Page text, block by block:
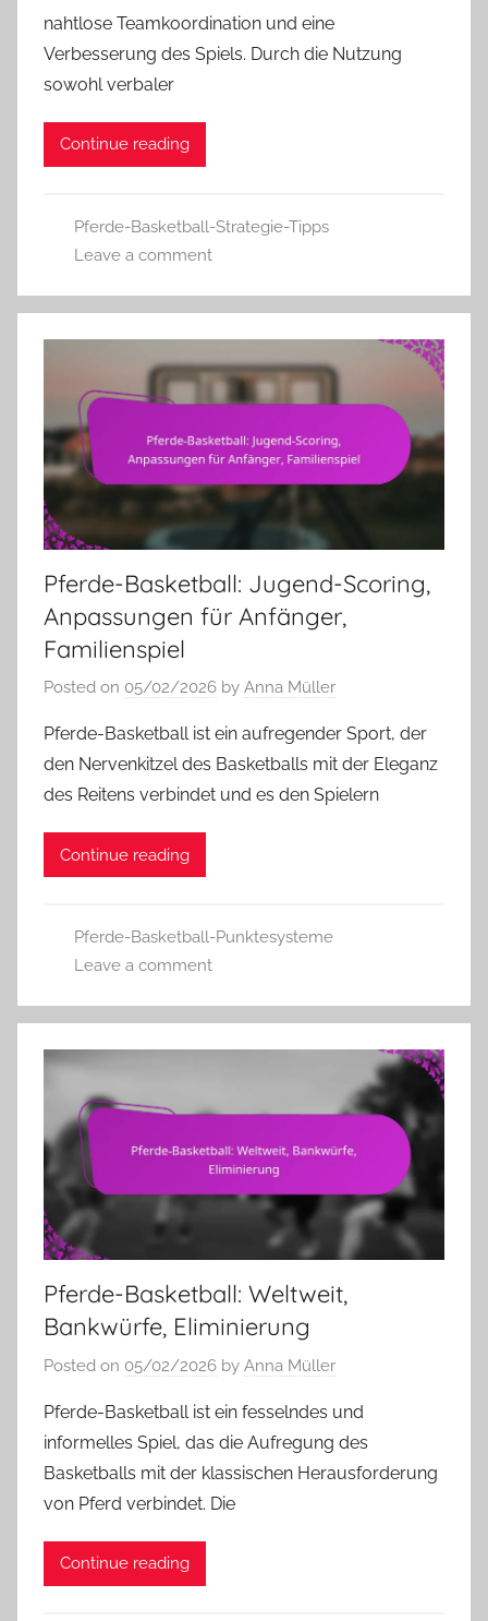
nahtlose Teamkoordination und eine
Verbesserung des Spiels. Durch die Nutzung
sowohl verbaler
Continue reading
Pferde-Basketball-Strategie-Tipps
Leave a comment
Pferde-Basketball: Jugend-Scoring,
Anpassungen für Anfänger,
Familienspiel
Posted on 05/02/2026 by Anna Müller
Pferde-Basketball ist ein aufregender Sport, der
den Nervenkitzel des Basketballs mit der Eleganz
des Reitens verbindet und es den Spielern
Continue reading
Pferde-Basketball-Punktesysteme
Leave a comment
Pferde-Basketball: Weltweit,
Bankwürfe, Eliminierung
Posted on 05/02/2026 by Anna Müller
Pferde-Basketball ist ein fesselndes und
informelles Spiel, das die Aufregung des
Basketballs mit der klassischen Herausforderung
von Pferd verbindet. Die
Continue reading